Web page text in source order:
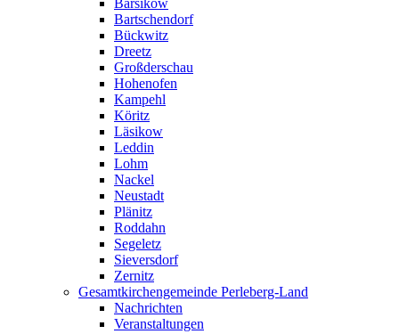
Bartschendorf
Bückwitz
Dreetz
Großderschau
Hohenofen
Kampehl
Köritz
Läsikow
Leddin
Lohm
Nackel
Neustadt
Plänitz
Roddahn
Segeletz
Sieversdorf
Zernitz
Gesamtkirchengemeinde Perleberg-Land
Nachrichten
Veranstaltungen